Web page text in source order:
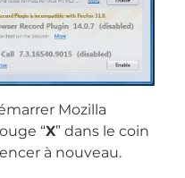
Mozilla
“X” dans le coin
à nouveau.